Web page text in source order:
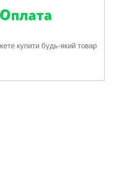
купити будь-який товар